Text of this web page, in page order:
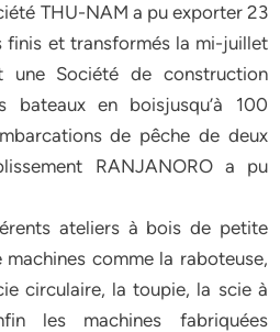
THU-NAM a pu exporter 23
finis et transformés la mi-juillet
une Société de construction
bateaux en boisjusqu’à 100
de pêche de deux
RANJANORO a pu
ateliers à bois de petite
comme la raboteuse,
circulaire, la toupie, la scie à
les machines fabriquées